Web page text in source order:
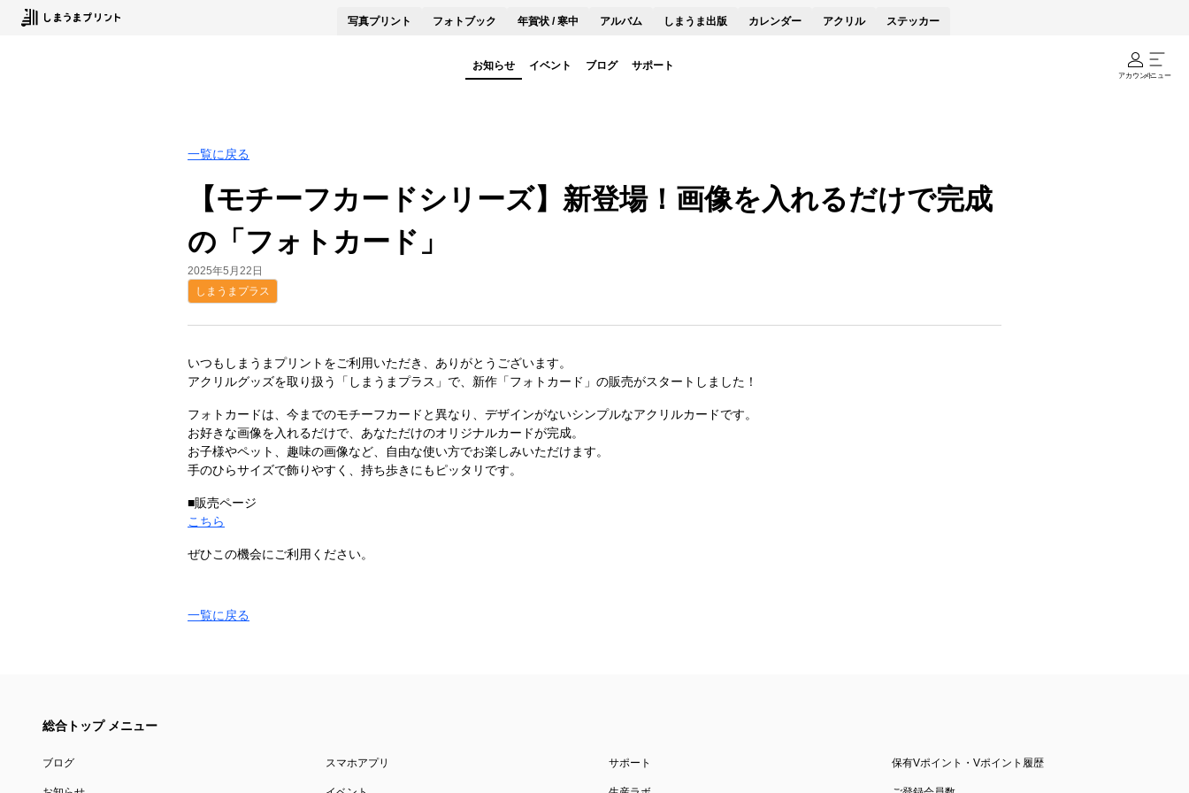
写真プリント フォトブック 年賀状 / 寒中 アルバム しまうま出版 カレンダー アクリル ステッカー
お知らせ イベント ブログ サポート
アカウントメニュー
一覧に戻る
【モチーフカードシリーズ】新登場！画像を入れるだけで完成
の「フォトカード」
2025年5月22日
しまうまプラス
いつもしまうまプリントをご利用いただき、ありがとうございます。
アクリルグッズを取り扱う「しまうまプラス」で、新作「フォトカード」の販売がスタートしました！
フォトカードは、今までのモチーフカードと異なり、デザインがないシンプルなアクリルカードです。
お好きな画像を入れるだけで、あなただけのオリジナルカードが完成。
お子様やペット、趣味の画像など、自由な使い方でお楽しみいただけます。
手のひらサイズで飾りやすく、持ち歩きにもピッタリです。
■販売ページ
こちら
ぜひこの機会にご利用ください。
一覧に戻る
総合トップ メニュー
ブログ スマホアプリ サポート 保有Vポイント・Vポイント履歴